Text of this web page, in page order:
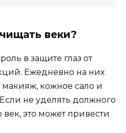
веки?
в защите глаз от
Ежедневно на них
кожное сало и
не уделять должного
это может привести